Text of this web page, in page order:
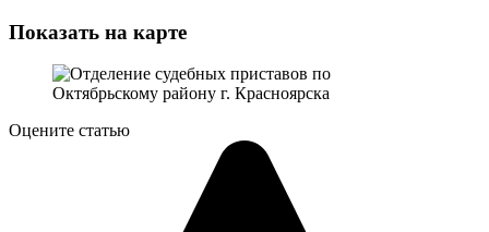
Показать на карте
Оцените статью